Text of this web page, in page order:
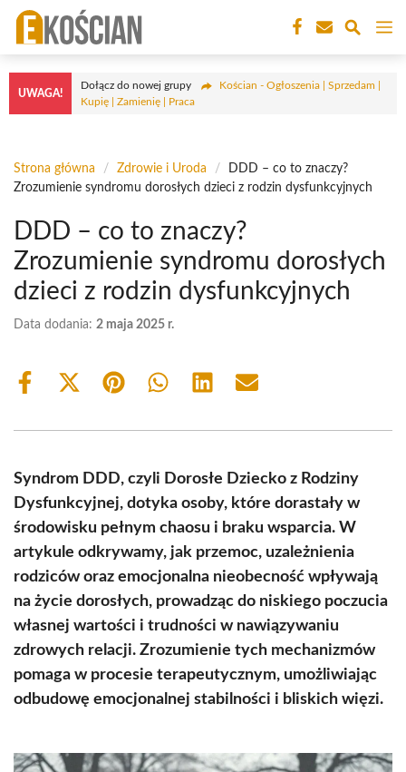
Przejdź
treści
UWAGA!
Dołącz do nowej grupy
Kościan - Ogłoszenia | Sprzedam |
Kupię | Zamienię | Praca
Strona główna / Zdrowie i Uroda /
DDD – co to znaczy?
Zrozumienie syndromu dorosłych dzieci z rodzin dysfunkcyjnych
DDD – co to znaczy?
Zrozumienie syndromu dorosłych
dzieci z rodzin dysfunkcyjnych
Data dodania: 2 maja 2025 r.
Share
Share
(Twitter)
Share Share Share Share
Syndrom DDD, czyli Dorosłe Dziecko z Rodziny
Dysfunkcyjnej, dotyka osoby, które dorastały w
środowisku pełnym chaosu i braku wsparcia. W
artykule odkrywamy, jak przemoc, uzależnienia
rodziców oraz emocjonalna nieobecność wpływają
na życie dorosłych, prowadząc do niskiego poczucia
własnej wartości i trudności w nawiązywaniu
zdrowych relacji. Zrozumienie tych mechanizmów
pomaga w procesie terapeutycznym, umożliwiając
odbudowę emocjonalnej stabilności i bliskich więzi.